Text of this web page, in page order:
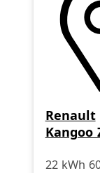
Renault
Kangoo
22 kWh